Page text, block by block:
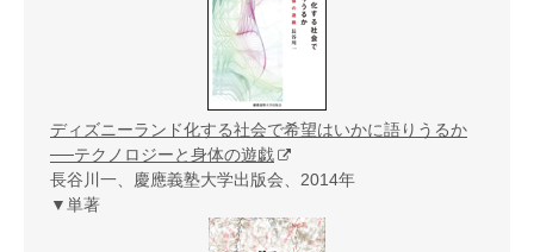
ディズニーランド化する社会で希望はいかに語りうるか
──テクノロジーと身体の遊戯
長谷川一、慶應義塾大学出版会、2014年
▼単著